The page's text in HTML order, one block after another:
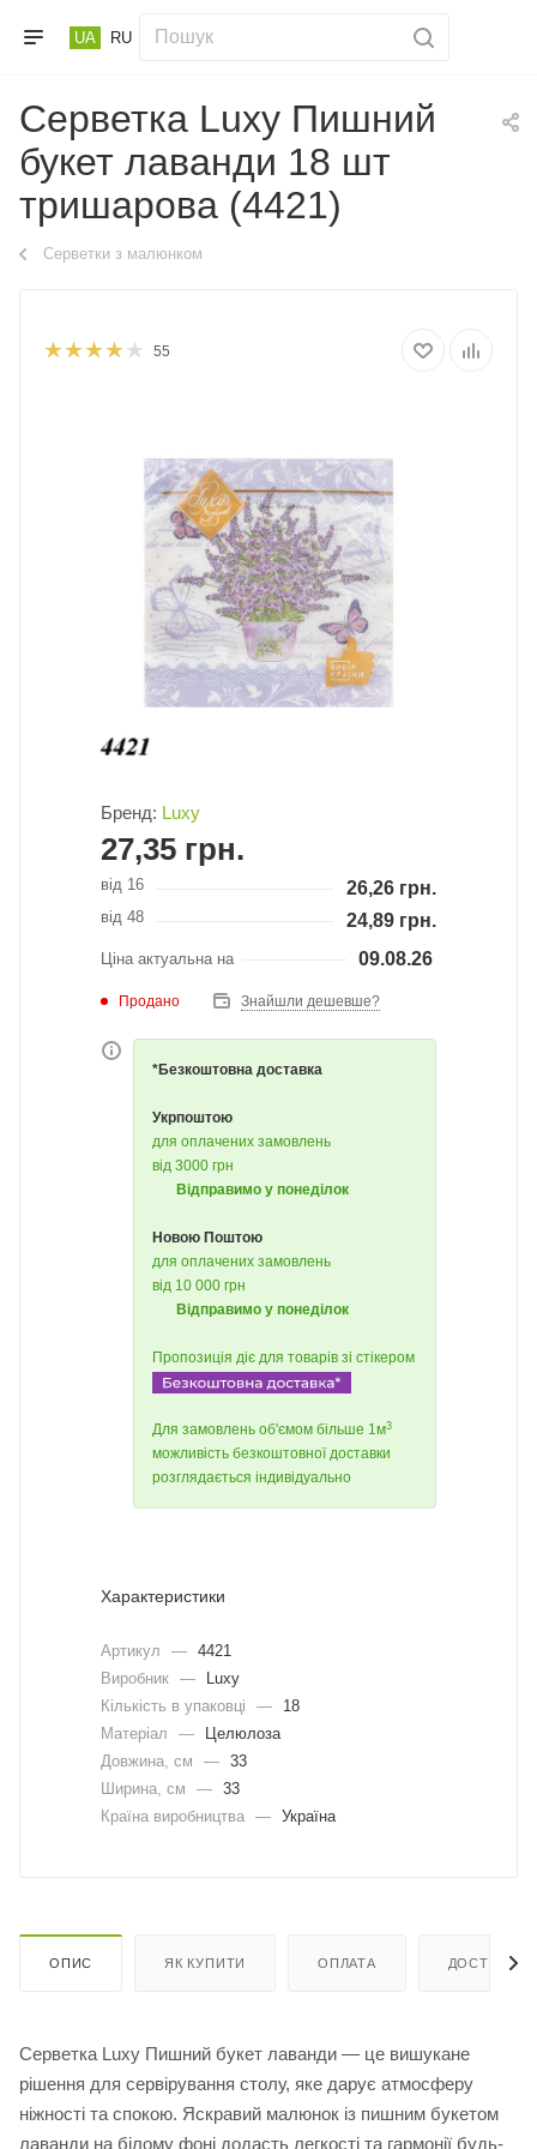
UA RU
Серветка Luxy Пишний
букет лаванди 18 шт
тришарова (4421)
Серветки з малюнком
55
Бренд: Luxy
27,35 грн.
від 16 26,26 грн.
від 48 24,89 грн.
Ціна актуальна на 09.08.26
Продано Знайшли дешевше?
*Безкоштовна доставка
Укрпоштою
для оплачених замовлень
від 3000 грн
Відправимо у понеділок
Новою Поштою
для оплачених замовлень
від 10 000 грн
Відправимо у понеділок
Пропозиція діє для товарів зі стікером
Для замовлень об'ємом більше 1м3
можливість безкоштовної доставки
розглядається індивідуально
Характеристики
Артикул — 4421
Виробник —
Luxy
Кількість в упаковці
—
18
Матеріал
—
Целюлоза
Довжина, cм
— 33
Ширина, cм
— 33
Країна виробництва — Україна
ОПИС ЯК КУПИТИ ОПЛАТА ДОСТАВКА
Серветка Luxy Пишний букет лаванди — це вишукане
рішення для сервірування столу, яке дарує атмосферу
ніжності та спокою. Яскравий малюнок із пишним букетом
лаванди на білому фоні додасть легкості та гармонії будь-